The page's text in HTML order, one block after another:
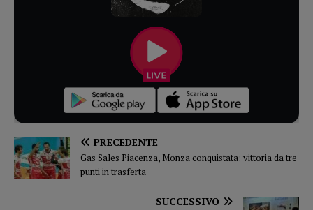
PRECEDENTE
Gas Sales Piacenza, Monza conquistata: vittoria da tre
punti in trasferta
SUCCESSIVO